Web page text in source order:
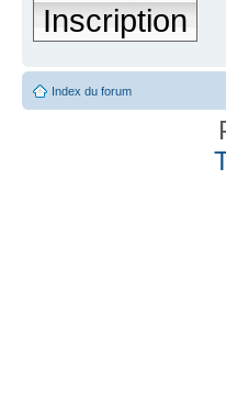
Inscription
Index du forum